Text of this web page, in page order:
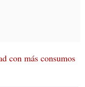
con más consumos